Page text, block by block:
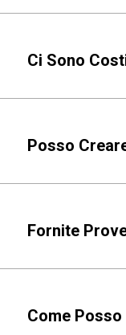
Ci Sono
Posso
Fornite
Come